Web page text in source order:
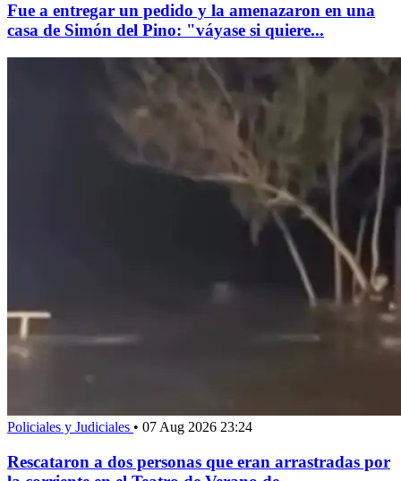
Fue a entregar un pedido y la amenazaron en una
casa de Simón del Pino: "váyase si quiere...
Policiales y Judiciales • 07 Aug 2026 23:24
Rescataron a dos personas que eran arrastradas por